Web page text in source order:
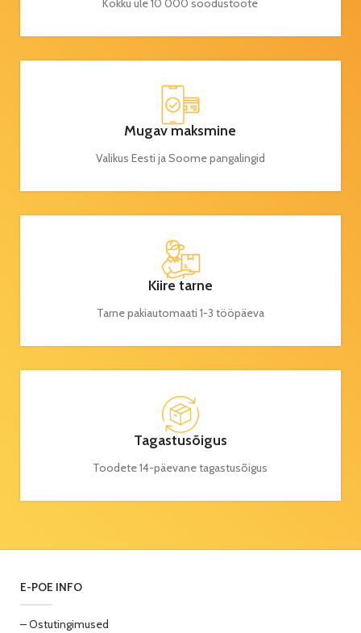
Kokku üle 10 000 soodustoote
Mugav maksmine
Valikus Eesti ja Soome pangalingid
Kiire tarne
Tarne pakiautomaati 1-3 tööpäeva
Tagastusõigus
Toodete 14-päevane tagastusõigus
E-POE INFO
– Ostutingimused